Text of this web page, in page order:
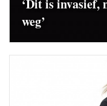
‘Dit is invasief,
weg’